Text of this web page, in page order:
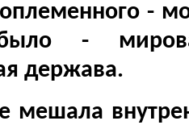
-
было -
держава.
мешала